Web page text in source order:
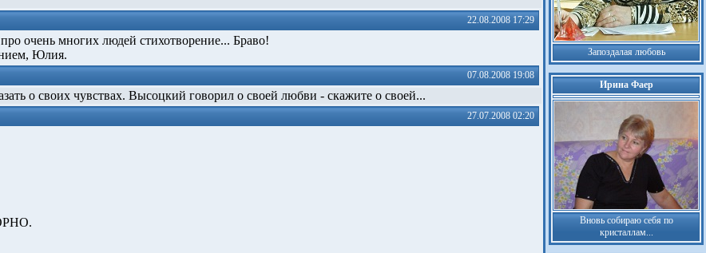
22.08.2008 17:29
очень многих людей стихотворение... Браво!
Юлия.
07.08.2008 19:08
о своих чувствах. Высоцкий говорил о своей любви - скажите о своей...
27.07.2008 02:20
Запоздалая любовь
Ирина Фаер
Вновь собираю себя по
кристаллам...